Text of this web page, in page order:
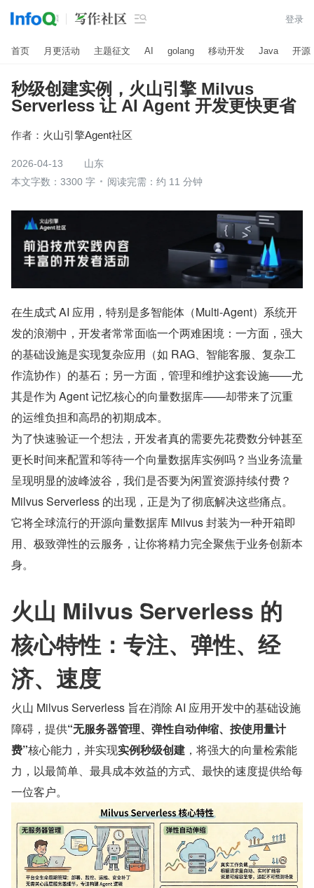
 登录
首页 月更活动 主题征文 AI golang 移动开发 Java 开源
秒级创建实例，火山引擎 Milvus
Serverless 让 AI Agent 开发更快更省
作者： 火山引擎Agent社区
2026-04-13
山东
本文字数：3300 字
阅读完需：约 11 分钟
在生成式 AI 应用，特别是多智能体（Multi-Agent）系统开
发的浪潮中，开发者常常面临一个两难困境：一方面，强大
的基础设施是实现复杂应用（如 RAG、智能客服、复杂工
作流协作）的基石；另一方面，管理和维护这套设施——尤
其是作为 Agent 记忆核心的向量数据库——却带来了沉重
的运维负担和高昂的初期成本。
为了快速验证一个想法，开发者真的需要先花费数分钟甚至
更长时间来配置和等待一个向量数据库实例吗？当业务流量
呈现明显的波峰波谷，我们是否要为闲置资源持续付费？
Milvus Serverless 的出现，正是为了彻底解决这些痛点。
它将全球流行的开源向量数据库 Milvus 封装为一种开箱即
用、极致弹性的云服务，让你将精力完全聚焦于业务创新本
身。
火山 Milvus Serverless 的
核心特性：专注、弹性、经
济、速度
火山 Milvus Serverless 旨在消除 AI 应用开发中的基础设施
障碍，提供“无服务器管理、弹性自动伸缩、按使用量计
费”核心能力，并实现实例秒级创建 ，将强大的向量检索能
力，以最简单、最具成本效益的方式、最快的速度提供给每
一位客户。